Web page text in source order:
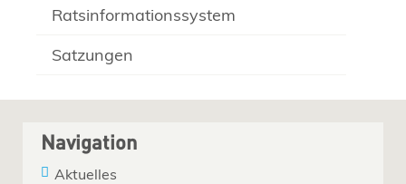
Ratsinformationssystem
Satzungen
Navigation
Aktuelles